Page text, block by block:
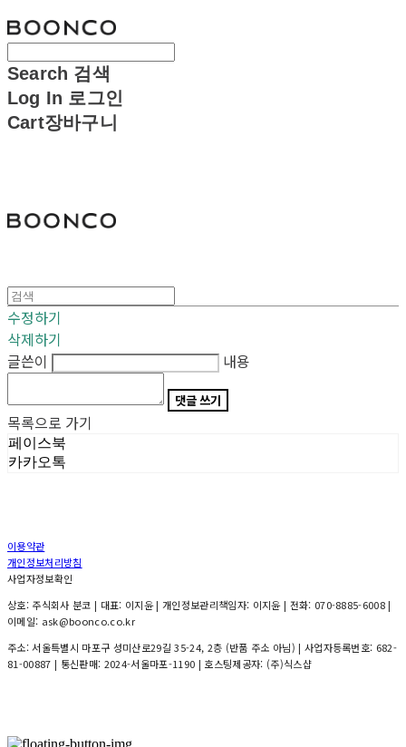
Search 검색
Log In 로그인
Cart장바구니
수정하기
삭제하기
글쓴이
내용
댓글 쓰기
목록으로 가기
페이스북
카카오톡
이용약관
개인정보처리방침
사업자정보확인
상호: 주식회사 분코 | 대표: 이지윤 | 개인정보관리책임자: 이지윤 | 전화: 070-8885-6008 |
이메일: ask@boonco.co.kr
주소: 서울특별시 마포구 성미산로29길 35-24, 2층 (반품 주소 아님) | 사업자등록번호: 682-
81-00887 | 통신판매: 2024-서울마포-1190 | 호스팅제공자: (주)식스샵